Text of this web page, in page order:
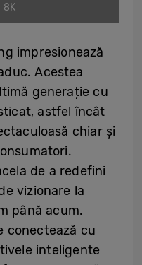
8K
impresionează
Acestea
generație cu
astfel încât
chiar și
de a redefini
vizionare la
până acum.
conectează cu
inteligente